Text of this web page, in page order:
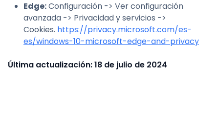
Edge:Configuración -> Ver configuración
avanzada -> Privacidad y servicios ->
Cookies. https://privacy.microsoft.com/es-
es/windows-10-microsoft-edge-and-privacy
Última actualización: 18 de julio de 2024